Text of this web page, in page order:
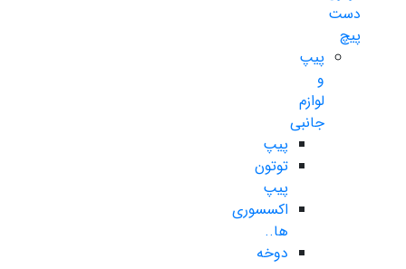
دست
پیچ
پیپ
و
لوازم
جانبی
پیپ
توتون
پیپ
اکسسوری
ها..
دوخه